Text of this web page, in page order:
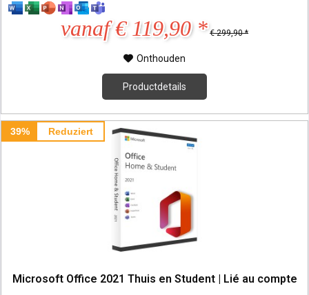
vanaf € 119,90 * € 299,90 *
Onthouden
Productdetails
39% Reduziert
Microsoft Office 2021 Thuis en Student | Lié au compte